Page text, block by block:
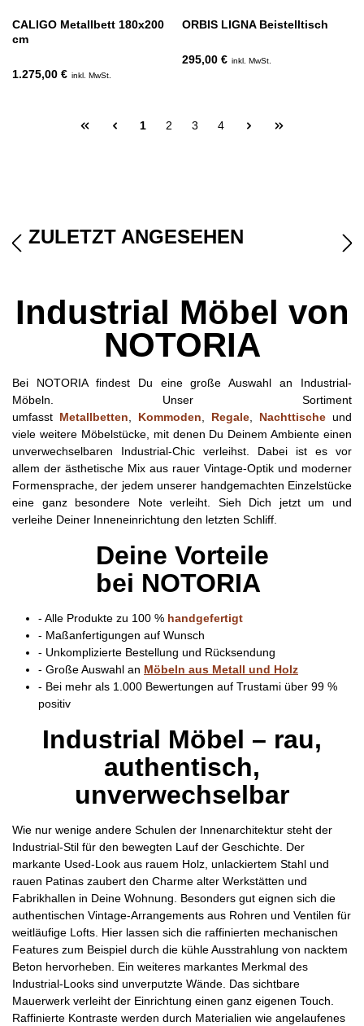
CALIGO Metallbett 180x200
cm
1.275,00 € inkl. MwSt.
ORBIS LIGNA Beistelltisch
295,00 € inkl. MwSt.
1 2 3 4
ZULETZT ANGESEHEN
Industrial Möbel von
NOTORIA
Bei NOTORIA findest Du eine große Auswahl an Industrial-
Möbeln. Unser Sortiment
umfasst Metallbetten Kommoden Regale Nachttische und
viele weitere Möbelstücke, mit denen Du Deinem Ambiente einen
unverwechselbaren Industrial-Chic verleihst. Dabei ist es vor
allem der ästhetische Mix aus rauer Vintage-Optik und moderner
Formensprache, der jedem unserer handgemachten Einzelstücke
eine ganz besondere Note verleiht. Sieh Dich jetzt um und
verleihe Deiner Inneneinrichtung den letzten Schliff.
Deine Vorteile
bei NOTORIA
- Alle Produkte zu 100 % handgefertigt
- Maßanfertigungen auf Wunsch
- Unkomplizierte Bestellung und Rücksendung
- Große Auswahl an Möbeln aus Metall und Holz
- Bei mehr als 1.000 Bewertungen auf Trustami über 99 %
positiv
Industrial Möbel – rau,
authentisch,
unverwechselbar
Wie nur wenige andere Schulen der Innenarchitektur steht der
Industrial-Stil für den bewegten Lauf der Geschichte. Der
markante Used-Look aus rauem Holz, unlackiertem Stahl und
rauen Patinas zaubert den Charme alter Werkstätten und
Fabrikhallen in Deine Wohnung. Besonders gut eignen sich die
authentischen Vintage-Arrangements aus Rohren und Ventilen für
weitläufige Lofts. Hier lassen sich die raffinierten mechanischen
Features zum Beispiel durch die kühle Ausstrahlung von nacktem
Beton hervorheben. Ein weiteres markantes Merkmal des
Industrial-Looks sind unverputzte Wände. Das sichtbare
Mauerwerk verleiht der Einrichtung einen ganz eigenen Touch.
Raffinierte Kontraste werden durch Materialien wie angelaufenes